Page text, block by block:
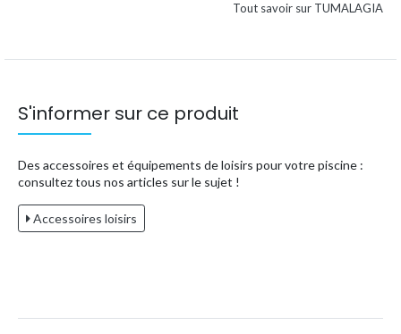
Tout savoir sur TUMALAGIA
S'informer sur ce produit
Des accessoires et équipements de loisirs pour votre piscine :
consultez tous nos articles sur le sujet !
Accessoires loisirs